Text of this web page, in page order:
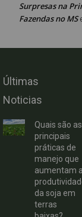
Surpresas na
Fazendas no MS
Últimas
Noticias
Quais são as
principais
práticas de
manejo que
aumentam a
da soja em
terras